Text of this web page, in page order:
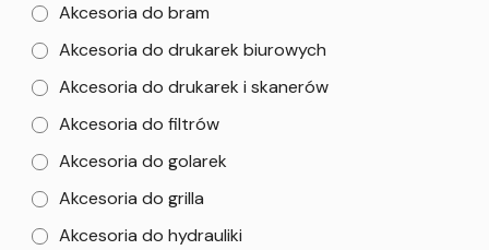
Akcesoria do bram
Akcesoria do drukarek biurowych
Akcesoria do drukarek i skanerów
Akcesoria do filtrów
Akcesoria do golarek
Akcesoria do grilla
Akcesoria do hydrauliki